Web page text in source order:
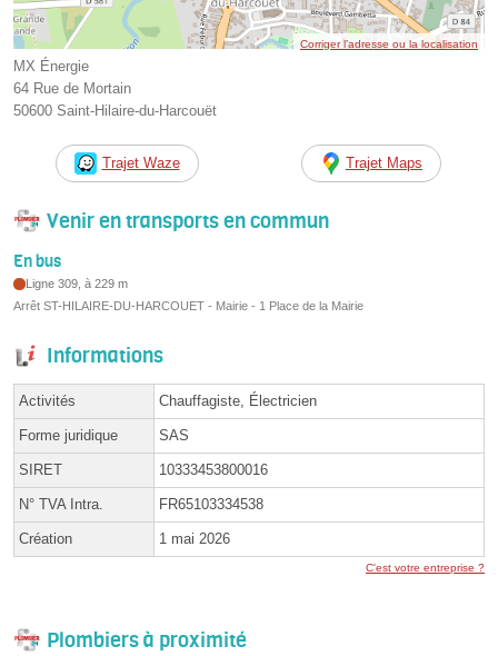
Corriger l’adresse ou la localisation
MX Énergie
64 Rue de Mortain
50600 Saint-Hilaire-du-Harcouët
Trajet Waze Trajet Maps
Venir en transports en commun
En bus
Ligne 309, à 229 m
Arrêt ST-HILAIRE-DU-HARCOUET - Mairie - 1 Place de la Mairie
Informations
Activités Chauffagiste, Électricien
Forme juridique SAS
SIRET 10333453800016
N° TVA Intra. FR65103334538
Création 1 mai 2026
C'est votre entreprise ?
Plombiers à proximité